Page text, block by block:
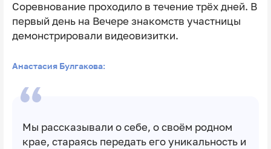
Соревнование проходило в течение трёх дней. В
первый день на Вечере знакомств участницы
демонстрировали видеовизитки.
Анастасия Булгакова:
Мы рассказывали о себе, о своём родном
крае, стараясь передать его уникальность и